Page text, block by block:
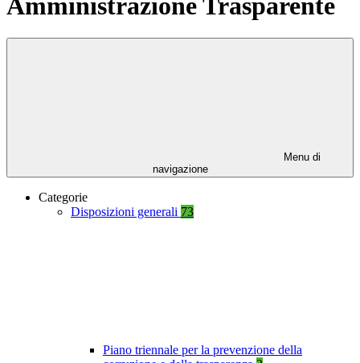
Menu di
navigazione
Categorie
Disposizioni generali 73
Piano triennale per la prevenzione della